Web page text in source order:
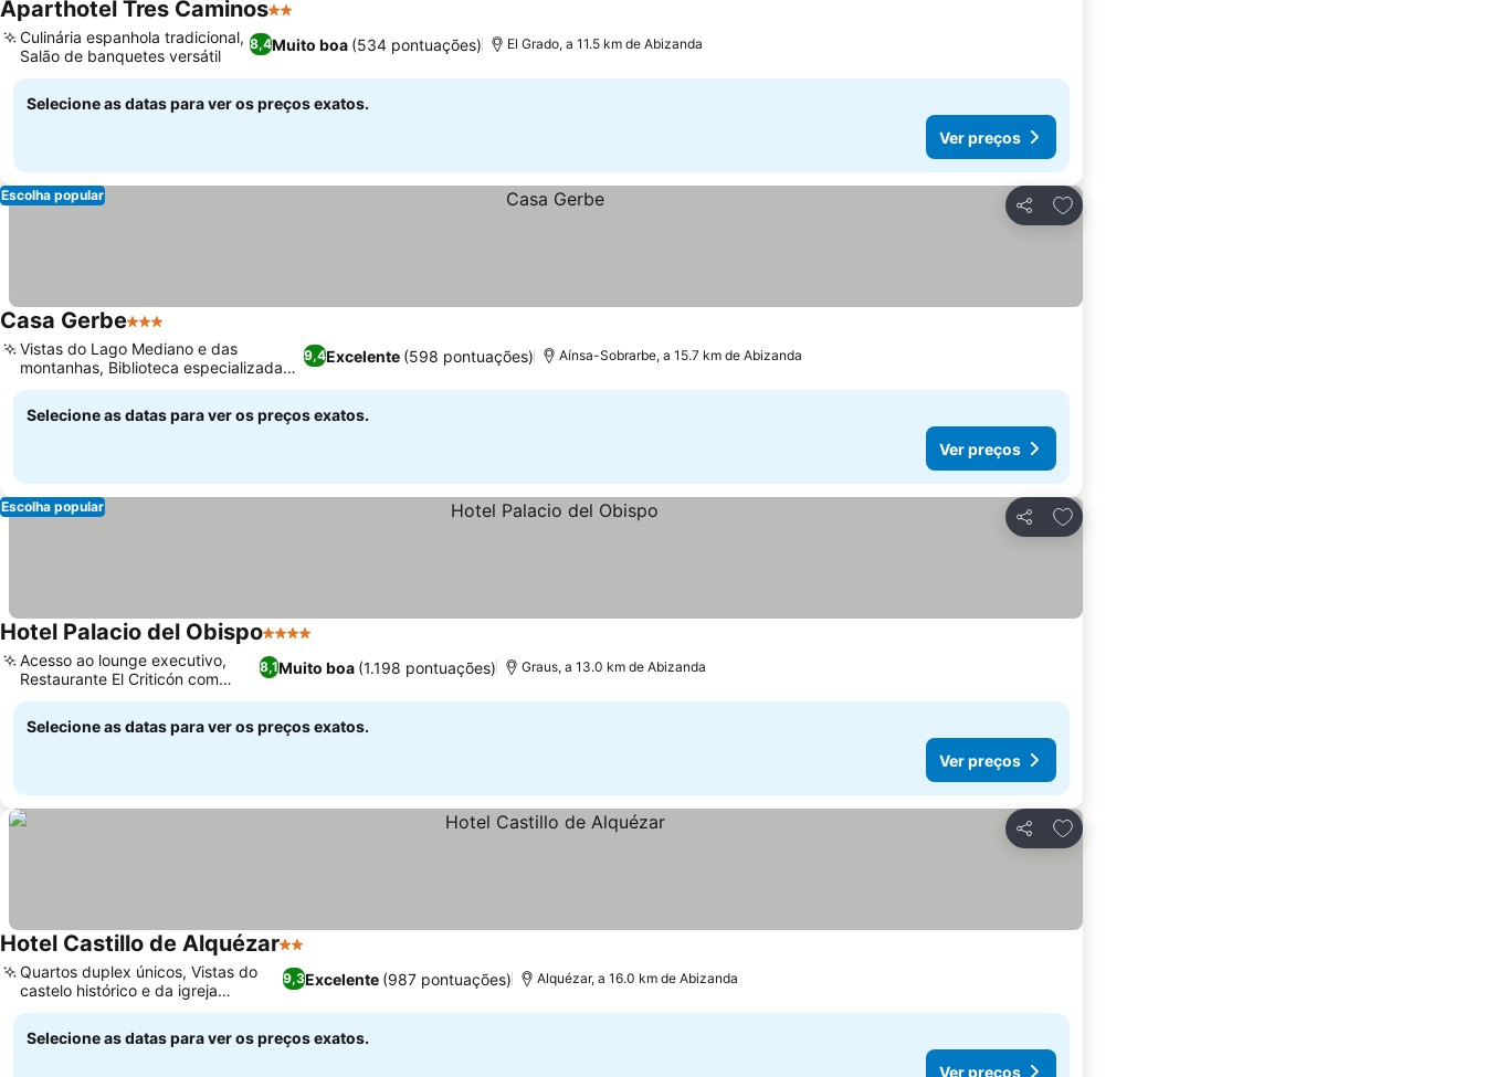
Aparthotel Tres Caminos2 Estrelas
8,4Muito boa (534 pontuações)
Culinária espanhola tradicional,
Salão de banquetes versátil
El Grado, a 11.5 km de Abizanda
Selecione as datas para ver os preços exatos.
Ver preços
Partilhar
Adicionar aos favoritos
Escolha popular
Casa Gerbe3 Estrelas
9,4Excelente (598 pontuações)
Vistas do Lago Mediano e das
montanhas, Biblioteca especializada
em natureza
Aínsa-Sobrarbe, a 15.7 km de Abizanda
Selecione as datas para ver os preços exatos.
Ver preços
Partilhar
Adicionar aos favoritos
Escolha popular
Hotel Palacio del Obispo4 Estrelas
8,1Muito boa (1.198 pontuações)
Acesso ao lounge executivo,
Restaurante El Criticón com
adega
Graus, a 13.0 km de Abizanda
Selecione as datas para ver os preços exatos.
Ver preços
Partilhar
Adicionar aos favoritos
Hotel Castillo de Alquézar2 Estrelas
9,3Excelente (987 pontuações)
Quartos duplex únicos, Vistas do
castelo histórico e da igreja
colegiada
Alquézar, a 16.0 km de Abizanda
Selecione as datas para ver os preços exatos.
Ver preços